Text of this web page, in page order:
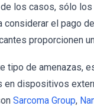
los casos, sólo
el pago
proporcionen
tipo de amenazas,
en dispositivos
Sarcoma Group,